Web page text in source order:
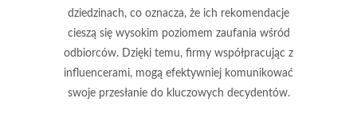
dziedzinach, co oznacza, że ich rekomendacje
cieszą się wysokim poziomem zaufania wśród
odbiorców. Dzięki temu, firmy współpracując z
influencerami, mogą efektywniej komunikować
swoje przesłanie do kluczowych decydentów.